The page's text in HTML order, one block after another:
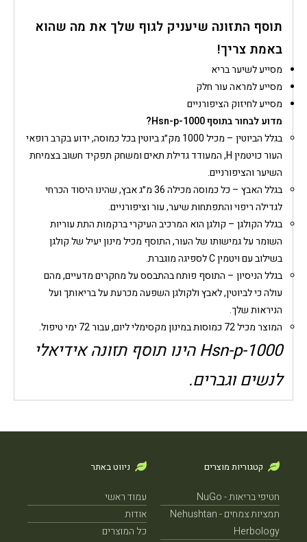
תוסף התזונה שיעניק לגוף שלך את מה שהוא
באמת צריך!
מסייע לשיער בריא
מסייע למראה עור חלק
מסייע לחיזוק הציפורניים
מדוע לבחור בתוסף Hsn-p-1000?
בגלל הביוטין – מכיל 1000 מק״ג ביוטין בכל כמוסה, ידוע בקרב רופאי
העור כויטמין H, המעודד גדילת תאים ומשחק תפקיד חשוב בצמיחת
השיער והציפורניים.
בגלל האבץ – כל כמוסה מכילה 36 מ״ג אבץ, שהינו היסוד הכרחי
לגדילה ריפוי והתפתחות שיער, עור וציפורניים.
בגלל הקולגן – קולגן הוא המרכיב העיקרי ברקמות התת עוריות
השומר על גמישותו של העור, התוסף מכיל מינון יעיל של קולגן
בשילוב עם ויטמין C לספיגה מוגברת.
בגלל הניסיון – התוסף פותח בהתבסס על מחקרים מדעיים, מהם
עולה כי לביוטין, לאבץ ולקולגן השפעה מכרעת על בריאותך ועל
הניראות שלך.
המוצר מכיל 72 כמוסות במינון מקסימלי ליום, עבור 72 ימי טיפול.
Hsn-p-1000 הינו תוסף תזונה אידיאלי
לנשים וגברים.
קטגוריות מוצרים
חטיפי בריאות - NuGo
תמציות צמחים - Nehushtan
Herbology
ניווט באתר
עמוד ראשי
אודות
כל המוצרים